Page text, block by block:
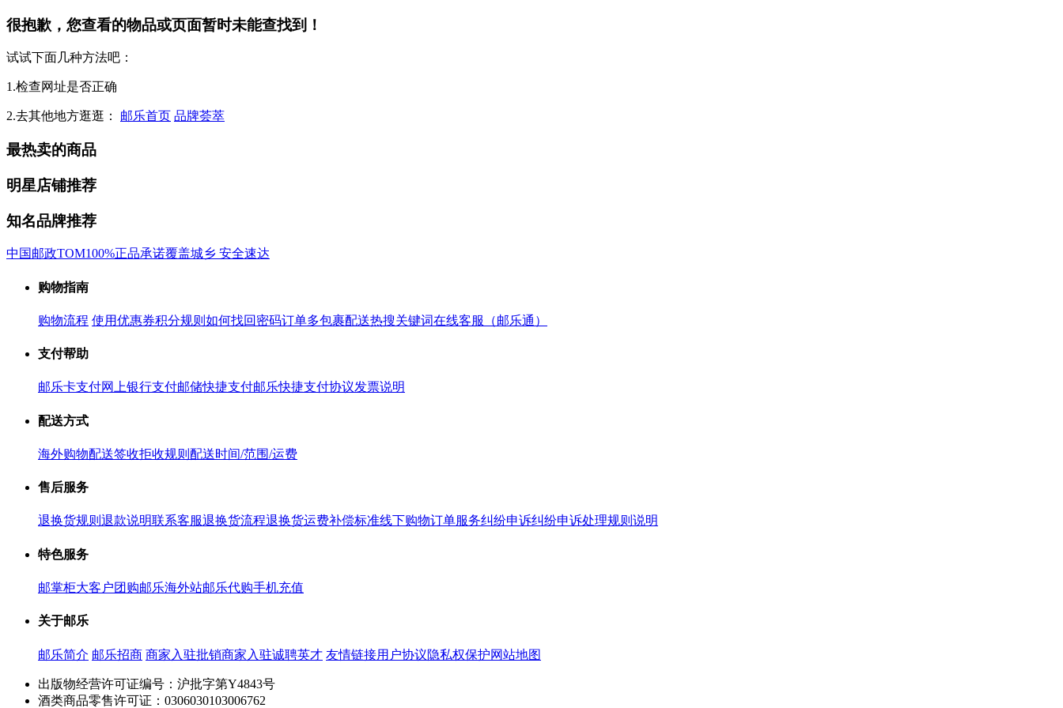
很抱歉，您查看的物品或页面暂时未能查找到！
试试下面几种方法吧：
1.检查网址是否正确
2.去其他地方逛逛： 邮乐首页 品牌荟萃
最热卖的商品
明星店铺推荐
知名品牌推荐
中国邮政TOM100%正品承诺覆盖城乡 安全速达
购物指南
购物流程 使用优惠券积分规则 如何找回密码订单多包裹配送热搜关键词在线客服（邮乐通）
支付帮助
邮乐卡支付网上银行支付邮储快捷支付邮乐快捷支付协议发票说明
配送方式
海外购物配送签收拒收规则 配送时间/范围/运费
售后服务
退换货规则 退款说明联系客服退换货流程退换货运费补偿标准线下购物订单服务纠纷申诉纠纷申诉处理规则说明
特色服务
邮掌柜大客户团购邮乐海外站邮乐代购手机充值
关于邮乐
邮乐简介 邮乐招商 商家入驻批销商家入驻诚聘英才 友情链接用户协议隐私权保护网站地图
出版物经营许可证编号：沪批字第Y4843号
酒类商品零售许可证：0306030103006762